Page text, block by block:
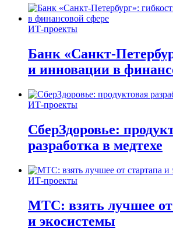
ИТ-проекты
Банк «Санкт-
и инновации в
ИТ-проекты
СберЗдоровье:
разработка в медтехе
ИТ-проекты
МТС: взять лучшее от
и экосистемы